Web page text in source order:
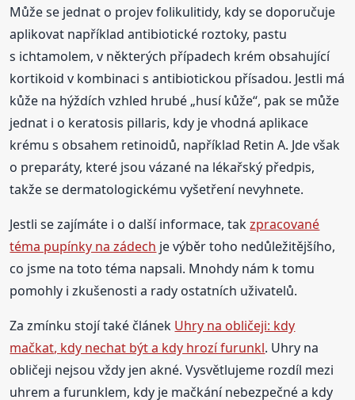
Může se jednat o projev folikulitidy, kdy se doporučuje
aplikovat například antibiotické roztoky, pastu
s ichtamolem, v některých případech krém obsahující
kortikoid v kombinaci s antibiotickou přísadou. Jestli má
kůže na hýždích vzhled hrubé „husí kůže“, pak se může
jednat i o keratosis pillaris, kdy je vhodná aplikace
krému s obsahem retinoidů, například Retin A. Jde však
o preparáty, které jsou vázané na lékařský předpis,
takže se dermatologickému vyšetření nevyhnete.
Jestli se zajímáte i o další informace, takzpracované
téma pupínky na zádech je výběr toho nedůležitějšího,
co jsme na toto téma napsali. Mnohdy nám k tomu
pomohly i zkušenosti a rady ostatních uživatelů.
Za zmínku stojí také článek Uhry na obličeji: kdy
mačkat, kdy nechat být a kdy hrozí furunkl. Uhry na
obličeji nejsou vždy jen akné. Vysvětlujeme rozdíl mezi
uhrem a furunklem, kdy je mačkání nebezpečné a kdy